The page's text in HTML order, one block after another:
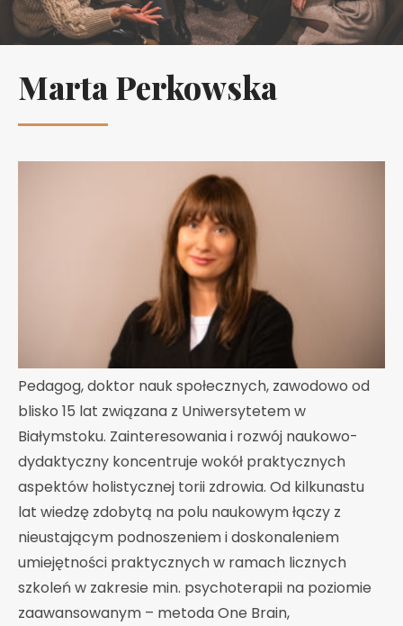
Marta Perkowska
Pedagog, doktor nauk społecznych, zawodowo od
blisko 15 lat związana z Uniwersytetem w
Białymstoku. Zainteresowania i rozwój naukowo-
dydaktyczny koncentruje wokół praktycznych
aspektów holistycznej torii zdrowia. Od kilkunastu
lat wiedzę zdobytą na polu naukowym łączy z
nieustającym podnoszeniem i doskonaleniem
umiejętności praktycznych w ramach licznych
szkoleń w zakresie min. psychoterapii na poziomie
zaawansowanym – metoda One Brain,